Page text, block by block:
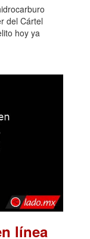
del Cártel
hoy ya
línea